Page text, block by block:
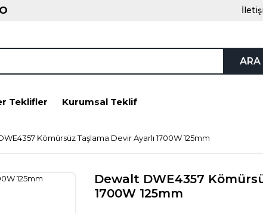
ARA
Teklifler Kurumsal Teklif
Kömürsüz Taşlama Devir Ayarlı 1700W 125mm
Dewalt DWE4357
1700W 125mm